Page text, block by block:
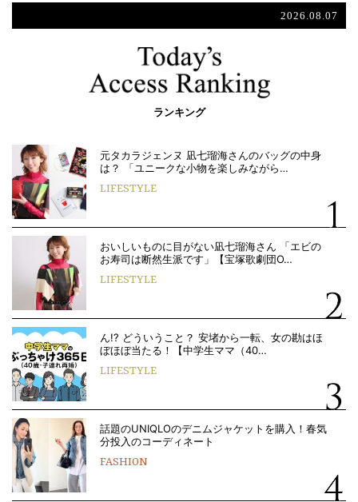
2026.08.07
ランキング
元タカラジェンヌ 凪七瑠海さんのバッグの中身
は？ 「ユニークな小物を楽しみながら…
LIFESTYLE
おいしいものに目がない凪七瑠海さん 「エビの
お寿司は断然生派です」【宝塚歌劇団O…
LIFESTYLE
ん!? どういうこと？ 安堵から一転、女の勘はほ
ぼほぼ当たる！【中学生ママ（40…
LIFESTYLE
話題のUNIQLOのデニムジャケットを購入！春気
分投入のコーディネート
FASHION